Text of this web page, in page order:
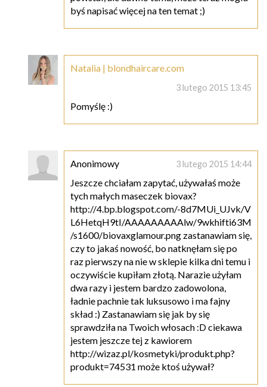
byś napisać więcej na ten temat ;)
Natalia | blondhaircare.com
3 lutego 2015 13:45
Pomyślę :)
Anonimowy 3 lutego 2015 14:44
Jeszcze chciałam zapytać, używałaś może
tych małych maseczek biovax?
http://4.bp.blogspot.com/-8d7MUi_UJvk/V
L6HetqH9tI/AAAAAAAAAlw/9wkhifti63M
/s1600/biovaxglamour.png zastanawiam się,
czy to jakaś nowość, bo natknęłam się po
raz pierwszy na nie w sklepie kilka dni temu i
oczywiście kupiłam złotą. Narazie użyłam
dwa razy i jestem bardzo zadowolona,
ładnie pachnie tak luksusowo i ma fajny
skład :) Zastanawiam się jak by się
sprawdziła na Twoich włosach :D ciekawa
jestem jeszcze tej z kawiorem
http://wizaz.pl/kosmetyki/produkt.php?
produkt=74531 może ktoś używał?